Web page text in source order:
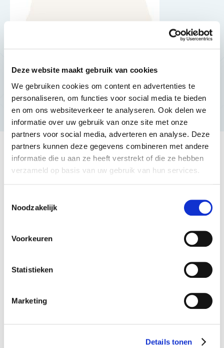
Deze website maakt gebruik van cookies
We gebruiken cookies om content en advertenties te
personaliseren, om functies voor social media te bieden
en om ons websiteverkeer te analyseren. Ook delen we
informatie over uw gebruik van onze site met onze
partners voor social media, adverteren en analyse. Deze
partners kunnen deze gegevens combineren met andere
informatie die u aan ze heeft verstrekt of die ze hebben
verzameld op basis van uw gebruik van hun services.
Noodzakelijk
Voorkeuren
Statistieken
Marketing
Details tonen
Simon Versantvoort
Particuliere verzekeringen
Grootzakelijke verzekeringen
Contact
Mijn Polismap